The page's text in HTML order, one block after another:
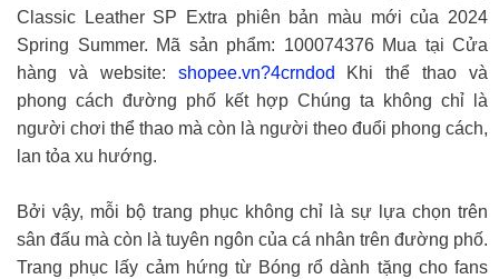
Classic Leather SP Extra phiên bản màu mới của 2024
Spring Summer. Mã sản phẩm: 100074376 Mua tại Cửa
hàng và website: shopee.vn?4crndod Khi thể thao và
phong cách đường phố kết hợp Chúng ta không chỉ là
người chơi thể thao mà còn là người theo đuổi phong cách,
lan tỏa xu hướng.
Bởi vậy, mỗi bộ trang phục không chỉ là sự lựa chọn trên
sân đấu mà còn là tuyên ngôn của cá nhân trên đường phố.
Trang phục lấy cảm hứng từ Bóng rổ dành tặng cho fans